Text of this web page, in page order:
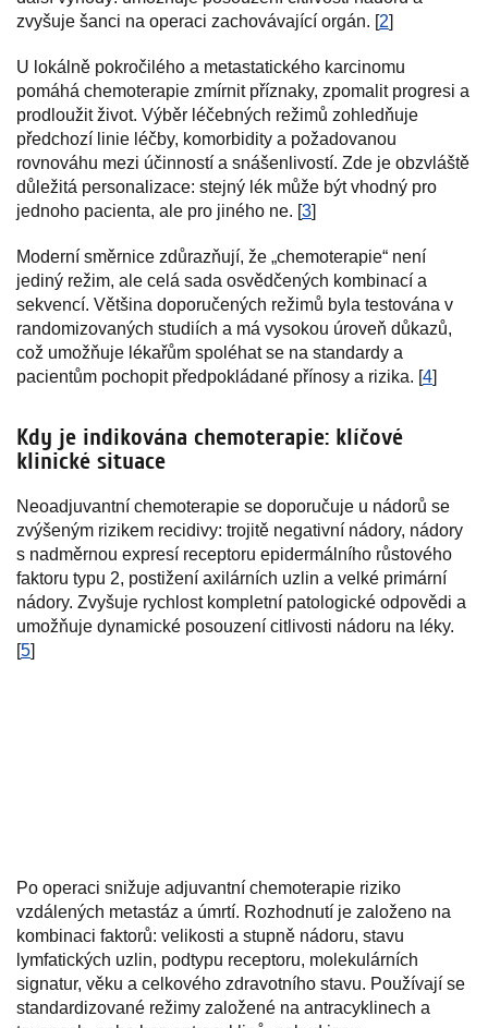
zvyšuje šanci na operaci zachovávající orgán. [2]
U lokálně pokročilého a metastatického karcinomu
pomáhá chemoterapie zmírnit příznaky, zpomalit progresi a
prodloužit život. Výběr léčebných režimů zohledňuje
předchozí linie léčby, komorbidity a požadovanou
rovnováhu mezi účinností a snášenlivostí. Zde je obzvláště
důležitá personalizace: stejný lék může být vhodný pro
jednoho pacienta, ale pro jiného ne. [3]
Moderní směrnice zdůrazňují, že „chemoterapie“ není
jediný režim, ale celá sada osvědčených kombinací a
sekvencí. Většina doporučených režimů byla testována v
randomizovaných studiích a má vysokou úroveň důkazů,
což umožňuje lékařům spoléhat se na standardy a
pacientům pochopit předpokládané přínosy a rizika. [4]
Kdy je indikována chemoterapie: klíčové
klinické situace
Neoadjuvantní chemoterapie se doporučuje u nádorů se
zvýšeným rizikem recidivy: trojitě negativní nádory, nádory
s nadměrnou expresí receptoru epidermálního růstového
faktoru typu 2, postižení axilárních uzlin a velké primární
nádory. Zvyšuje rychlost kompletní patologické odpovědi a
umožňuje dynamické posouzení citlivosti nádoru na léky.
[5]
Po operaci snižuje adjuvantní chemoterapie riziko
vzdálených metastáz a úmrtí. Rozhodnutí je založeno na
kombinaci faktorů: velikosti a stupně nádoru, stavu
lymfatických uzlin, podtypu receptoru, molekulárních
signatur, věku a celkového zdravotního stavu. Používají se
standardizované režimy založené na antracyklinech a